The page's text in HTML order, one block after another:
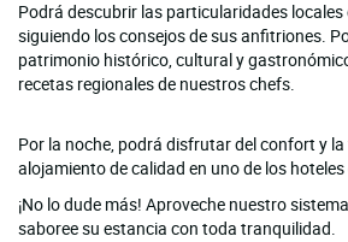
Podrá descubrir las particularidades locales
siguiendo los consejos de sus anfitriones.
patrimonio histórico, cultural y
recetas regionales de nuestros chefs.
Por la noche, podrá disfrutar del confort y
alojamiento de calidad en uno de los
¡No lo dude más! Aproveche nuestro
saboree su estancia con toda tranquilidad.